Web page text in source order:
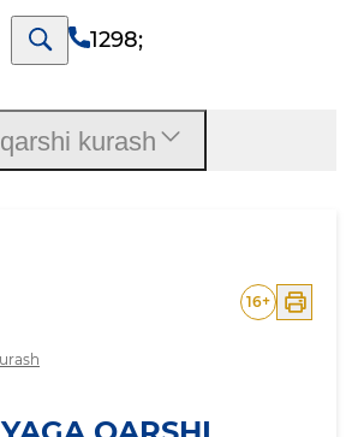
1298;
16+
kurash